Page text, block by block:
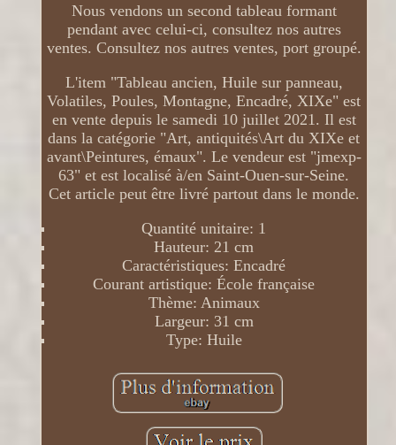
Nous vendons un second tableau formant
pendant avec celui-ci, consultez nos autres
ventes. Consultez nos autres ventes, port groupé.
L'item "Tableau ancien, Huile sur panneau,
Volatiles, Poules, Montagne, Encadré, XIXe" est
en vente depuis le samedi 10 juillet 2021. Il est
dans la catégorie "Art, antiquités\Art du XIXe et
avant\Peintures, émaux". Le vendeur est "jmexp-
63" et est localisé à/en Saint-Ouen-sur-Seine.
Cet article peut être livré partout dans le monde.
Quantité unitaire: 1
Hauteur: 21 cm
Caractéristiques: Encadré
Courant artistique: École française
Thème: Animaux
Largeur: 31 cm
Type: Huile